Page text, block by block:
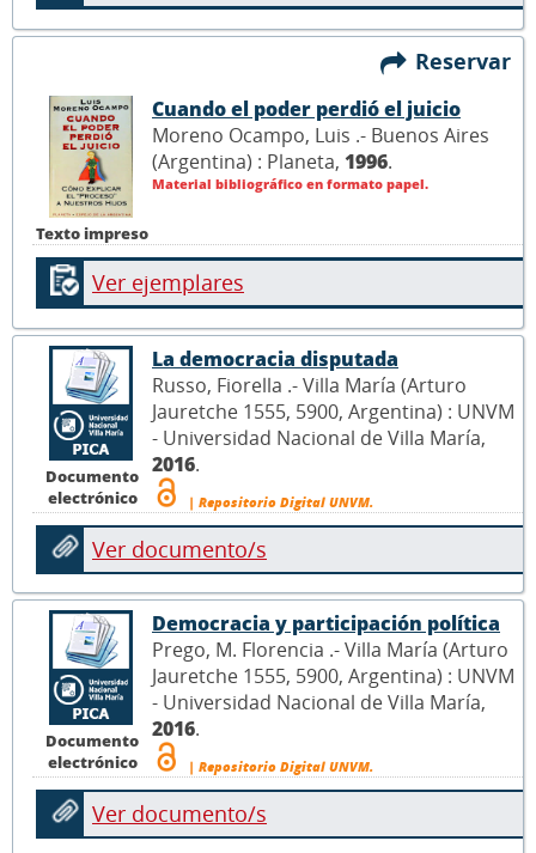
Reservar
Texto impreso
Cuando el poder perdió el juicio
Moreno Ocampo, Luis .- Buenos Aires
(Argentina) : Planeta, 1996.
Material bibliográfico en formato papel.
Ver ejemplares
Documento
electrónico
La democracia disputada
Russo, Fiorella .- Villa María (Arturo
Jauretche 1555, 5900, Argentina) : UNVM
- Universidad Nacional de Villa María,
2016.
| Repositorio Digital UNVM.
Ver documento/s
Documento
electrónico
Democracia y participación política
Prego, M. Florencia .- Villa María (Arturo
Jauretche 1555, 5900, Argentina) : UNVM
- Universidad Nacional de Villa María,
2016.
| Repositorio Digital UNVM.
Ver documento/s